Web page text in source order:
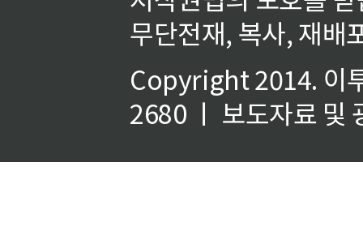
무단전재, 복사, 재배
Copyright 2014. 이
2680 ㅣ 보도자료